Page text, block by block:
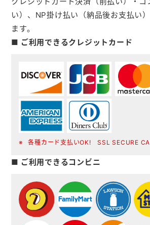
い）、NP掛け払い（納品後お支払い
ます。
■ ご利用できるクレジットカード
各種カード支払いOK! SSL SECURE
■ ご利用できるコンビニ